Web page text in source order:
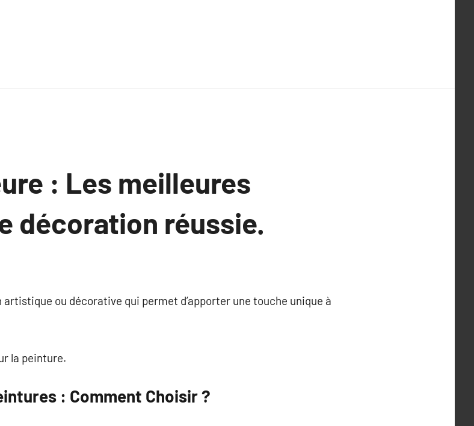
: Les meilleures
décoration réussie.
ou décorative qui permet d’apporter une touche unique à
la peinture.
: Comment Choisir ?